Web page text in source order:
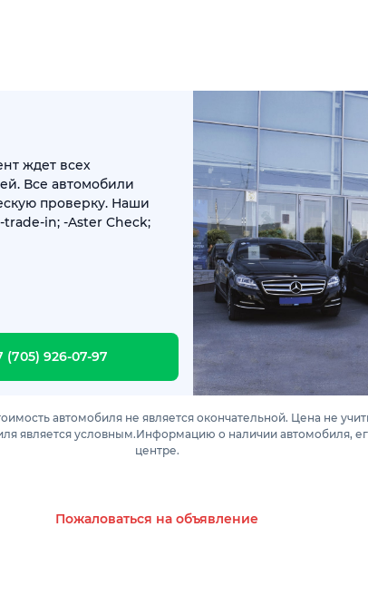
ждет всех
Все автомобили
проверку. Наши
trade-in; -Aster Check;
(705) 926-07-97
автомобиля не является окончательной. Цена не
является условным.Информацию о наличии автомобиля,
центре.
Пожаловаться на объявление